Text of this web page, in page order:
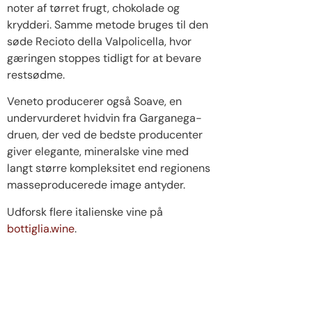
noter af tørret frugt, chokolade og
krydderi. Samme metode bruges til den
søde Recioto della Valpolicella, hvor
gæringen stoppes tidligt for at bevare
restsødme.
Veneto producerer også Soave, en
undervurderet hvidvin fra Garganega-
druen, der ved de bedste producenter
giver elegante, mineralske vine med
langt større kompleksitet end regionens
masseproducerede image antyder.
Udforsk flere italienske vine på
bottiglia.wine.